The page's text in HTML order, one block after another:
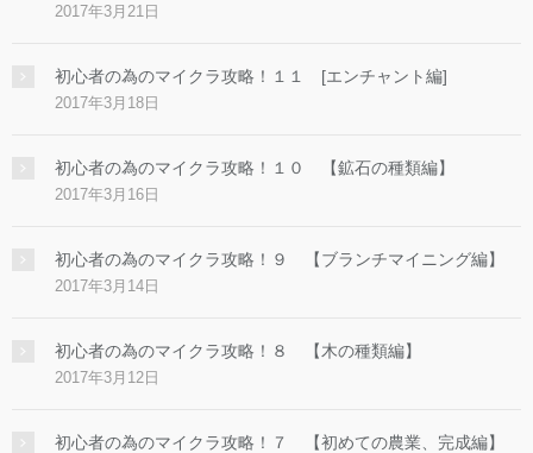
2017年3月21日
初心者の為のマイクラ攻略！１１ [エンチャント編]
2017年3月18日
初心者の為のマイクラ攻略！１０ 【鉱石の種類編】
2017年3月16日
初心者の為のマイクラ攻略！９ 【ブランチマイニング編】
2017年3月14日
初心者の為のマイクラ攻略！８ 【木の種類編】
2017年3月12日
初心者の為のマイクラ攻略！７ 【初めての農業、完成編】